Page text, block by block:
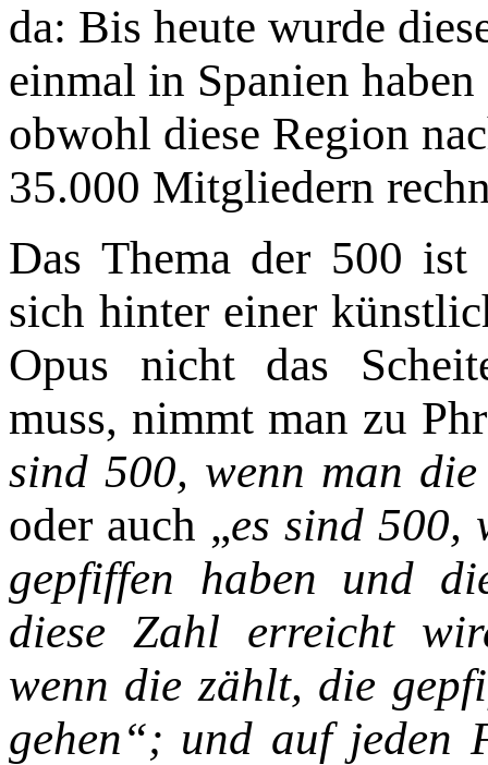
da: Bis heute wurde
einmal in Spanien
obwohl diese Region
35.000 Mitgliedern
Das Thema der 500
sich hinter einer
Opus nicht das
muss, nimmt man zu
sind 500, wenn man
oder auch „es sind 500,
gepfiffen haben und
diese Zahl erreicht
wenn die zählt, die
gehen“; und auf jeden